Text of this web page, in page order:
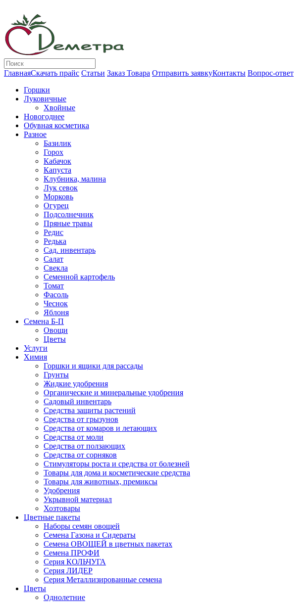
ГлавнаяСкачать прайс Статьи Заказ Товара Отправить заявкуКонтакты Вопрос-ответ
Горшки
Луковичные
Хвойные
Новогоднее
Обувная косметика
Разное
Базилик
Горох
Кабачок
Капуста
Клубника, малина
Лук севок
Морковь
Огурец
Подсолнечник
Пряные травы
Редис
Редька
Сад. инвентарь
Салат
Свекла
Семенной картофель
Томат
Фасоль
Чеснок
Яблоня
Семена Б-П
Овощи
Цветы
Услуги
Химия
Горшки и ящики для рассады
Грунты
Жидкие удобрения
Органические и минеральные удобрения
Садовый инвентарь
Средства защиты растений
Средства от грызунов
Средства от комаров и летающих
Средства от моли
Средства от ползающих
Средства от сорняков
Стимуляторы роста и средства от болезней
Товары для дома и косметические средства
Товары для животных, премиксы
Удобрения
Укрывной материал
Хозтовары
Цветные пакеты
Наборы семян овощей
Семена Газона и Сидераты
Семена ОВОЩЕЙ в цветных пакетах
Семена ПРОФИ
Серия КОЛЬЧУГА
Серия ЛИДЕР
Серия Металлизированные семена
Цветы
Однолетние